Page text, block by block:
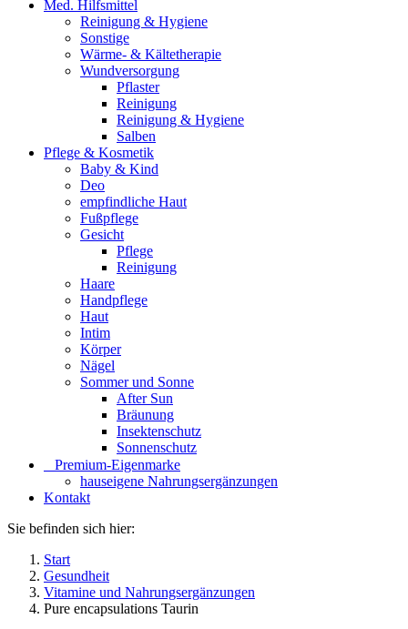
Med. Hilfsmittel
Reinigung & Hygiene
Sonstige
Wärme- & Kältetherapie
Wundversorgung
Pflaster
Reinigung
Reinigung & Hygiene
Salben
Pflege & Kosmetik
Baby & Kind
Deo
empfindliche Haut
Fußpflege
Gesicht
Pflege
Reinigung
Haare
Handpflege
Haut
Intim
Körper
Nägel
Sommer und Sonne
After Sun
Bräunung
Insektenschutz
Sonnenschutz
⠀​Premium-Eigenmarke
hauseigene Nahrungsergänzungen
Kontakt
Sie befinden sich hier:
Start
Gesundheit
Vitamine und Nahrungsergänzungen
Pure encapsulations Taurin